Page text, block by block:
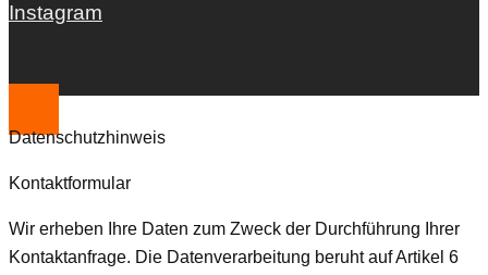
Instagram
Datenschutzhinweis
Kontaktformular
Wir erheben Ihre Daten zum Zweck der Durchführung Ihrer
Kontaktanfrage. Die Datenverarbeitung beruht auf Artikel 6